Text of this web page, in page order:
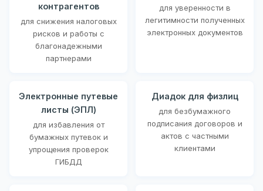
контрагентов
для снижения налоговых
рисков и работы с
благонадежными
партнерами
для уверенности в
легитимности полученных
электронных документов
Электронные путевые
листы (ЭПЛ)
для избавления от
бумажных путевок и
упрощения проверок
ГИБДД
Диадок для физлиц
для безбумажного
подписания договоров и
актов с частными
клиентами